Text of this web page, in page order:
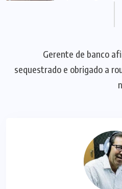
Gerente de banco
sequestrado e obrigado a